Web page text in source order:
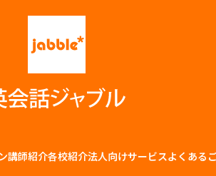
講師紹介各校紹介法⼈向けサービスよくある